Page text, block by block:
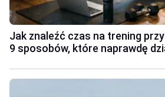
Jak znaleźć czas na trening
9 sposobów, które naprawdę